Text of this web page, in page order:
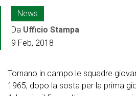
News
Da Ufficio Stampa
9 Feb, 2018
Tornano in campo le squadre
1965, dopo la sosta per la prima